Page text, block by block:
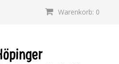
Warenkorb: 0